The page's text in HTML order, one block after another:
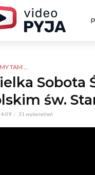
TAM ...
Sobota
św.
09 31 wyświetleń